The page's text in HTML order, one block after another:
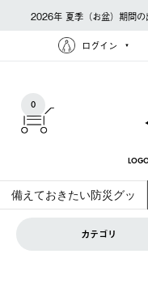
2026年 夏季（お盆）期間の
ログイン
0
カテゴリ